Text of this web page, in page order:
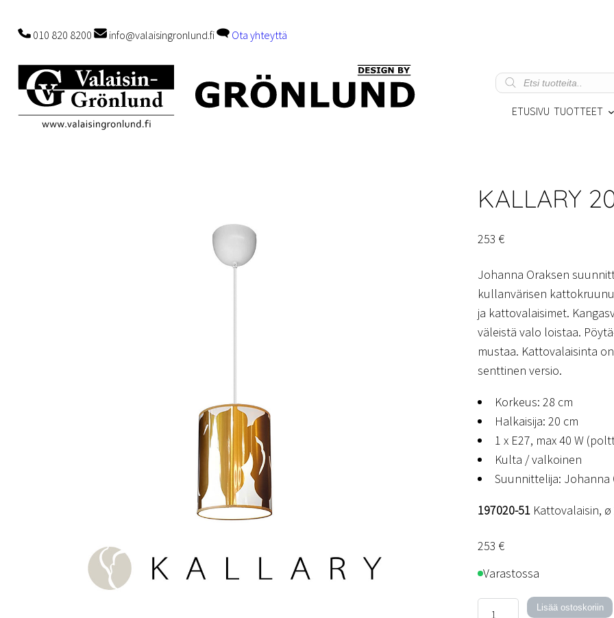
010 820 8200 info@valaisingronlund.fi Ota yhteyttä
Products
search
ETUSIVU TUOTTEET
KALLARY
253€
Johanna Oraksen
kullanvärisen
ja kattovalaisimet.
väleistä valo loistaa.
mustaa. Kattovalaisinta
senttinen versio.
Korkeus: 28 cm
Halkaisija: 20 cm
1 x E27, max 40 W
Kulta / valkoinen
Suunnittelija: Johanna
197020-51 Kattovalaisin, ø
253€
Varastossa
Lisää ostoskoriin